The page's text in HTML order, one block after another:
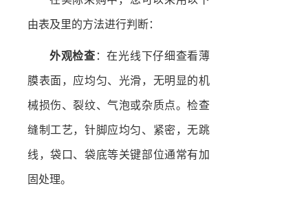
由表及里的方法进行判断：
外观检查 ：在光线下仔细查看薄
膜表面，应均匀、光滑，无明显的机
械损伤、裂纹、气泡或杂质点。检查
缝制工艺，针脚应均匀、紧密，无跳
线，袋口、袋底等关键部位通常有加
固处理。